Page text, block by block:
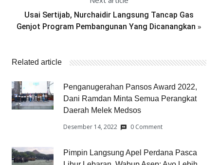
Usai Sertijab, Nurchaidir Langsung Tancap Gas
Genjot Program Pembangunan Yang Dicanangkan »
Related article
Penganugerahan Pansos Award 2022,
Dani Ramdan Minta Semua Perangkat
Daerah Melek Medsos
Desember 14, 2022 0 Comment
Pimpin Langsung Apel Perdana Pasca